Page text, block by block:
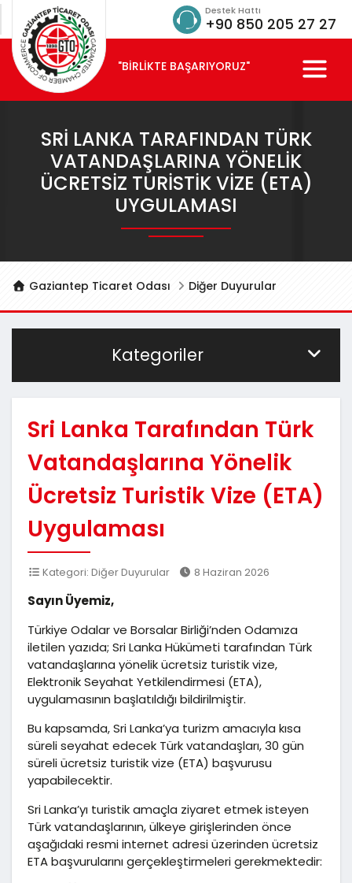
Destek Hattı
+90 850 205 27 27
"BİRLİKTE BAŞARIYORUZ"
SRI LANKA TARAFINDAN TÜRK
VATANDAŞLARINA YÖNELIK
ÜCRETSIZ TURISTIK VIZE (ETA)
UYGULAMASI
Gaziantep Ticaret Odası Diğer Duyurular
Kategoriler
Sri Lanka Tarafından Türk
Vatandaşlarına Yönelik
Ücretsiz Turistik Vize (ETA)
Uygulaması
Kategori: Diğer Duyurular 8 Haziran 2026
Sayın Üyemiz,
Türkiye Odalar ve Borsalar Birliği’nden Odamıza
iletilen yazıda; Sri Lanka Hükümeti tarafından Türk
vatandaşlarına yönelik ücretsiz turistik vize,
Elektronik Seyahat Yetkilendirmesi (ETA),
uygulamasının başlatıldığı bildirilmiştir.
Bu kapsamda, Sri Lanka’ya turizm amacıyla kısa
süreli seyahat edecek Türk vatandaşları, 30 gün
süreli ücretsiz turistik vize (ETA) başvurusu
yapabilecektir.
Sri Lanka’yı turistik amaçla ziyaret etmek isteyen
Türk vatandaşlarının, ülkeye girişlerinden önce
aşağıdaki resmi internet adresi üzerinden ücretsiz
ETA başvurularını gerçekleştirmeleri gerekmektedir: